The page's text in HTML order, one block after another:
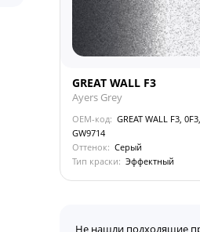
GREAT WALL F3
Ayers Grey
OEM-код: GREAT WALL F3, 0F3,
GW9714
Оттенок: Серый
Тип краски: Эффектный
Не нашли подходящие